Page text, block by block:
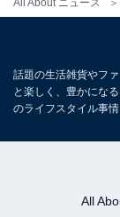
エントリー
ポイントアップ
数がそのまま
は7000ポイント
話題の生活雑貨やフ
と楽しく、豊かにな
のライフスタイル事情
All